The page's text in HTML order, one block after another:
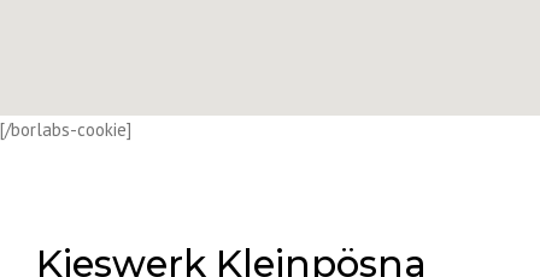
[/borlabs-cookie]
Kieswerk Kleinpösna